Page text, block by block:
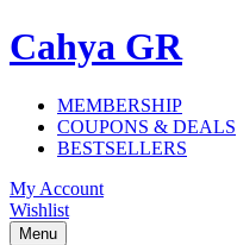
Cahya GR
MEMBERSHIP
COUPONS & DEALS
BESTSELLERS
My Account
Wishlist
Menu